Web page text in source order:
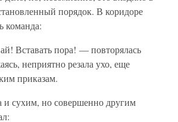
порядок. В коридоре
команда:
Вставать пора! — повторялась
неприятно резала ухо, еще
приказам.
и сухим, но совершенно другим